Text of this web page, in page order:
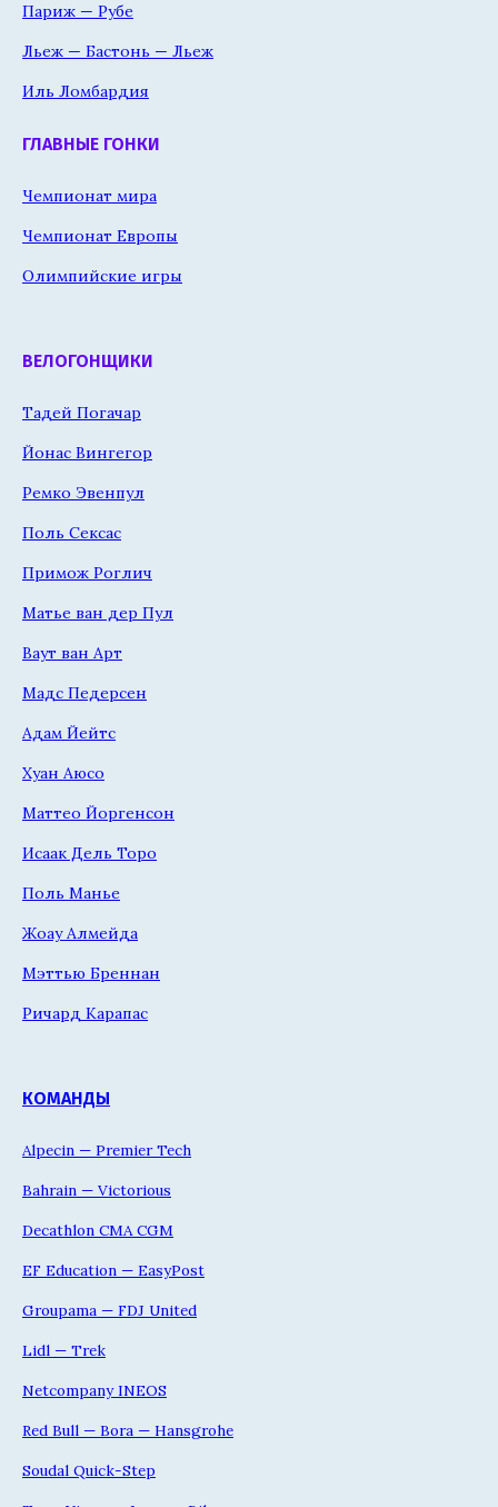
Париж — Рубе
Льеж — Бастонь — Льеж
Иль Ломбардия
ГЛАВНЫЕ ГОНКИ
Чемпионат мира
Чемпионат Европы
Олимпийские игры
ВЕЛОГОНЩИКИ
Тадей Погачар
Йонас Вингегор
Ремко Эвенпул
Поль Сексас
Примож Роглич
Матье ван дер Пул
Ваут ван Арт
Мадс Педерсен
Адам Йейтс
Хуан Аюсо
Маттео Йоргенсон
Исаак Дель Торо
Поль Манье
Жоау Алмейда
Мэттью Бреннан
Ричард Карапас
КОМАНДЫ
Alpecin — Premier Tech
Bahrain — Victorious
Decathlon CMA CGM
EF Education — EasyPost
Groupama — FDJ United
Lidl — Trek
Netcompany INEOS
Red Bull — Bora — Hansgrohe
Soudal Quick-Step